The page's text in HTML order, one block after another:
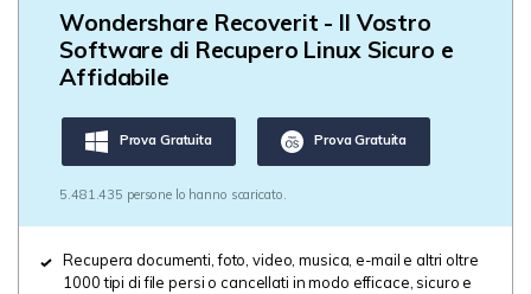
Wondershare Recoverit - Il Vostro
Software di Recupero Linux Sicuro e
Affidabile
Prova Gratuita Prova Gratuita
5.481.435 persone lo hanno scaricato.
Recupera documenti, foto, video, musica, e-mail e altri oltre
1000 tipi di file persi o cancellati in modo efficace, sicuro e